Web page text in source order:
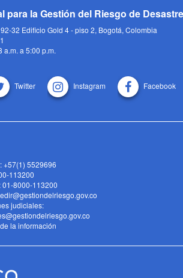
para la Gestión del Riesgo de
32 Edificio Gold 4 - piso 2, Bogotá, Colombia
a.m. a 5:00 p.m.
Twitter Instagram Facebook
+57(1) 5529696
113200
01-8000-113200
judiciales:
la información